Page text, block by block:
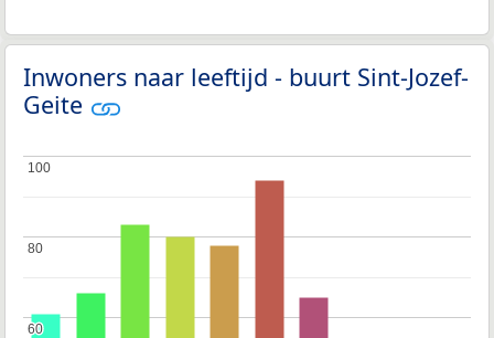
Inwoners naar leeftijd - buurt Sint-Jozef-
Geite
60
60
80
80
100
100